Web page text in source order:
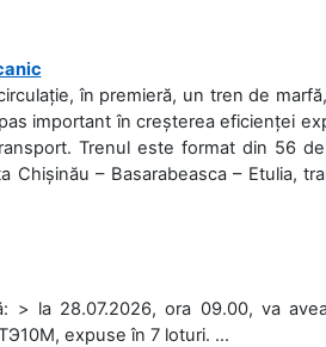
în premieră, un tren de
important în creșterea eficienței
Trenul este format din 56
– Basarabeasca – Etulia,
> la 28.07.2026, ora 09.00, va
expuse în 7 loturi. ...